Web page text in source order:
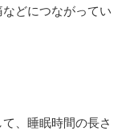
どにつながってい
、睡眠時間の長さ